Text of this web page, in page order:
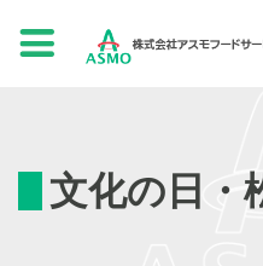
文化の日・